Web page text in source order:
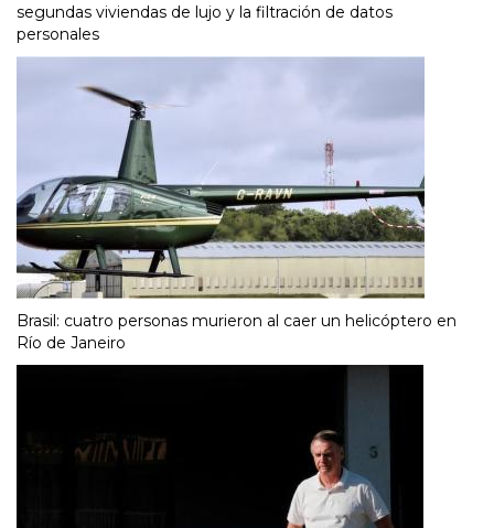
segundas viviendas de lujo y la filtración de datos
personales
Brasil: cuatro personas murieron al caer un helicóptero en
Río de Janeiro